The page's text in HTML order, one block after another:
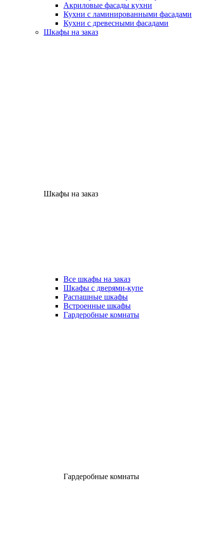
Акриловые фасады кухни
Кухни с ламинированными фасадами
Кухни с древесными фасадами
Шкафы на заказ
Шкафы на заказ
Все шкафы на заказ
Шкафы с дверями-купе
Распашные шкафы
Встроенные шкафы
Гардеробные комнаты
Гардеробные комнаты